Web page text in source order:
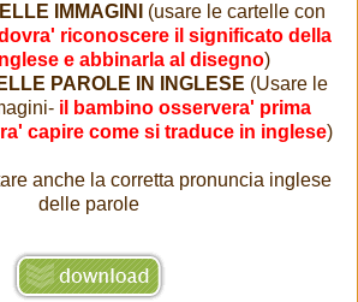
IMMAGINI (usare le cartelle con
dovra' riconoscere il significato della
e abbinarla al disegno)
PAROLE IN INGLESE (Usare le
il bambino osservera' prima
capire come si traduce in inglese)
anche la corretta pronuncia inglese
delle parole